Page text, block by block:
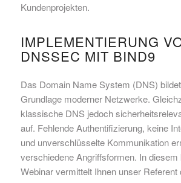
Kundenprojekten.
IMPLEMENTIERUNG
DNSSEC MIT BIND9
Das Domain Name System (DNS)
Grundlage moderner Netzwerke.
klassische DNS jedoch
auf. Fehlende Authentifizierung, keine
und unverschlüsselte Kommunikation
verschiedene Angriffsformen. In
Webinar vermittelt Ihnen unser Referent